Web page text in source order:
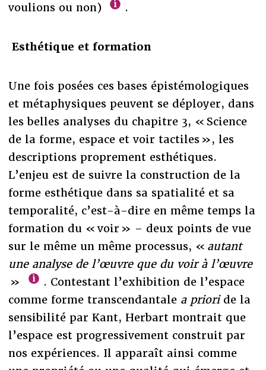
voulions ou non)
.
Esthétique et formation
Une fois posées ces bases épistémologiques
et métaphysiques peuvent se déployer, dans
les belles analyses du chapitre 3, « Science
de la forme, espace et voir tactiles », les
descriptions proprement esthétiques.
L’enjeu est de suivre la construction de la
forme esthétique dans sa spatialité et sa
temporalité, c’est-à-dire en même temps la
formation du « voir » – deux points de vue
sur le même un même processus, « autant
une analyse de l’œuvre que du voir à l’œuvre
»
. Contestant l’exhibition de l’espace
comme forme transcendantale a prioride la
sensibilité par Kant, Herbart montrait que
l’espace est progressivement construit par
nos expériences. Il apparaît ainsi comme